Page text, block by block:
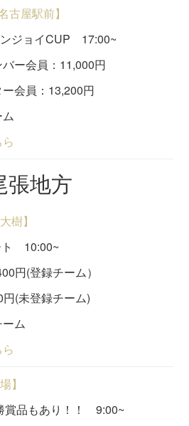
古屋駅前】
ンジョイCUP 17:00~
ー会員：11,000円
13,200円
張地方
樹】
ト 10:00~
円(登録チーム）
録チーム)
】
賞品もあり！！ 9:00~